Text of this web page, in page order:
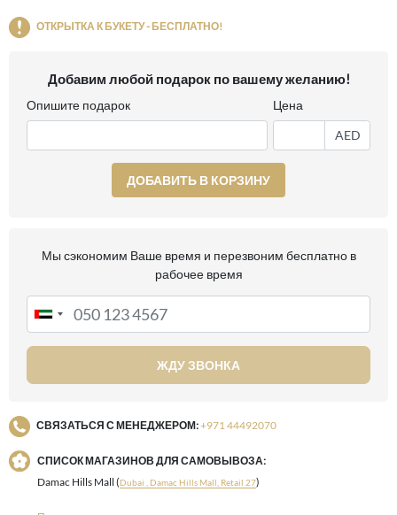
ОТКРЫТКА К БУКЕТУ - БЕСПЛАТНО!
Добавим любой подарок по вашему желанию!
Опишите подарок Цена
AED
ДОБАВИТЬ В КОРЗИНУ
Мы сэкономим Ваше время и перезвоним бесплатно в
рабочее время
ЖДУ ЗВОНКА
СВЯЗАТЬСЯ С МЕНЕДЖЕРОМ:+971 44492070
СПИСОК МАГАЗИНОВ ДЛЯ САМОВЫВОЗА:
Damac Hills Mall (Dubai , Damac Hills Mall, Retail 27)